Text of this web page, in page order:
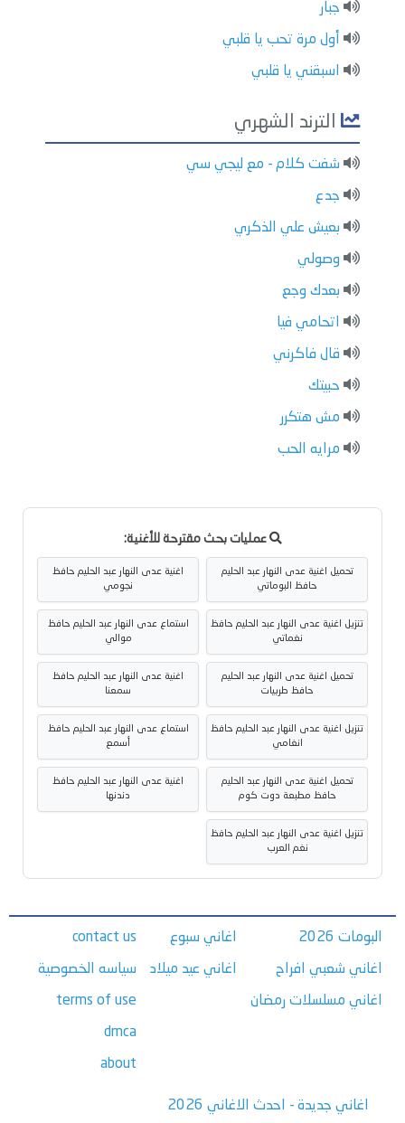
جبار
أول مرة تحب يا قلبي
اسبقني يا قلبي
الترند الشهري
شفت كلام - مع ليجي سي
جدع
بعيش علي الذكري
وصولي
بعدك وجع
اتحامي فيا
قال فاكرني
حبيتك
مش هتكرر
مرايه الحب
عمليات بحث مقترحة للأغنية:
تحميل اغنية عدى النهار عبد الحليم
حافظ البوماتي
اغنية عدى النهار عبد الحليم حافظ
نجومي
تنزيل اغنية عدى النهار عبد الحليم حافظ
نغماتي
استماع عدى النهار عبد الحليم حافظ
موالي
تحميل اغنية عدى النهار عبد الحليم
حافظ طربيات
اغنية عدى النهار عبد الحليم حافظ
سمعنا
تنزيل اغنية عدى النهار عبد الحليم حافظ
انغامي
استماع عدى النهار عبد الحليم حافظ
أسمع
تحميل اغنية عدى النهار عبد الحليم
حافظ مطبعة دوت كوم
اغنية عدى النهار عبد الحليم حافظ
دندنها
تنزيل اغنية عدى النهار عبد الحليم حافظ
نغم العرب
البومات 2026
اغاني شعبي افراح
اغاني مسلسلات رمضان
اغاني سبوع
اغاني عيد ميلاد
contact us
سياسه الخصوصية
terms of use
dmca
about
اغاني جديدة - احدث الاغاني 2026